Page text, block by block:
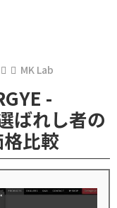
MK Lab
-
ばれし者の
比較